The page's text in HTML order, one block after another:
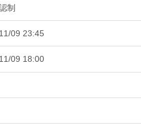
制
09 23:45
09 18:00